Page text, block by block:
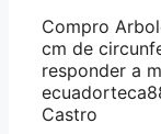
Compro
cm de
responder a
Castro